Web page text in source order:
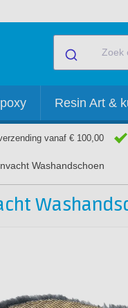
Resin Art &
vanaf € 100,00
Washandschoen